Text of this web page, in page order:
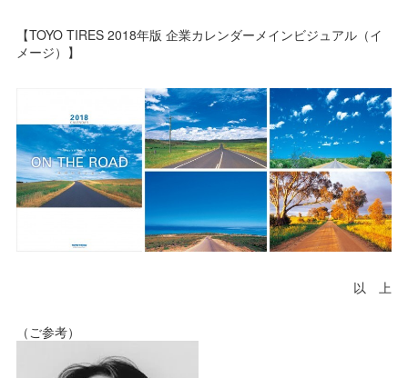
【TOYO TIRES 2018年版 企業カレンダーメインビジュアル（イ
メージ）】
以 上
（ご参考）